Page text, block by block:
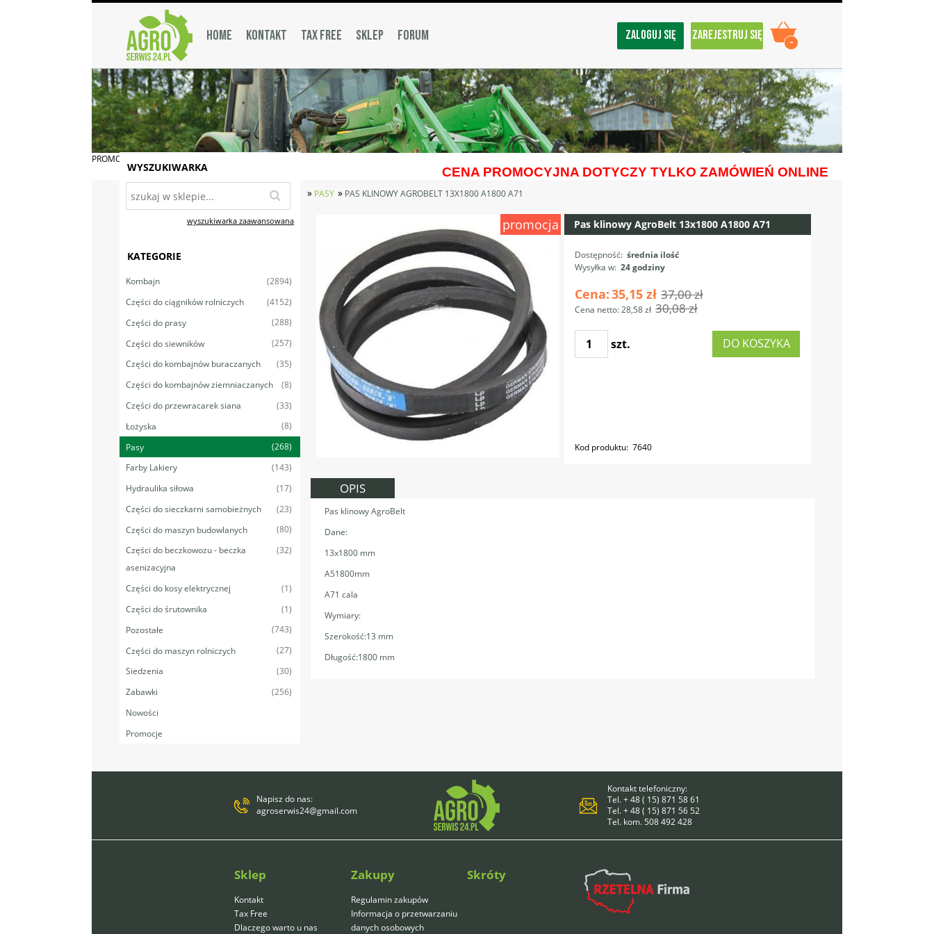
HOME KONTAKT TAX FREE SKLEP FORUM ZALOGUJ SIĘ ZAREJESTRUJ SIĘ
-
PROMOCJA
CENA PROMOCYJNA DOTYCZY TYLKO ZAMÓWIEŃ ONLINE
WYSZUKIWARKA
wyszukiwarka zaawansowana
KATEGORIE
Kombajn
(2894)
Części do ciągników rolniczych
(4152)
Części do prasy
(288)
Części do siewników
(257)
Części do kombajnów buraczanych
(35)
Części do kombajnów ziemniaczanych
(8)
Części do przewracarek siana
(33)
Łożyska
(8)
Pasy
(268)
Farby Lakiery
(143)
Hydraulika siłowa
(17)
Części do sieczkarni samobieżnych
(23)
Części do maszyn budowlanych
(80)
Części do beczkowozu - beczka
asenizacyjna
(32)
Części do kosy elektrycznej
(1)
Części do śrutownika
(1)
Pozostałe
(743)
Części do maszyn rolniczych
(27)
Siedzenia
(30)
Zabawki
(256)
Nowości
Promocje
» PASY » PAS KLINOWY AGROBELT 13X1800 A1800 A71
promocja Pas klinowy AgroBelt 13x1800 A1800 A71
Dostępność: średnia ilość
Wysyłka w: 24 godziny
Cena:35,15 zł 37,00 zł
Cena netto:28,58 zł 30,08 zł
szt. DO KOSZYKA
Kod produktu: 7640
OPIS
Pas klinowy AgroBelt
Dane:
13x1800 mm
A51800mm
A71 cala
Wymiary:
Szerokość:13 mm
Długość:1800 mm
Napisz do nas:
agroserwis24@gmail.com
Kontakt telefoniczny:
Tel. + 48 ( 15) 871 58 61
Tel. + 48 ( 15) 871 56 52
Tel. kom. 508 492 428
Sklep
Kontakt
Tax Free
Dlaczego warto u nas
Zakupy
Regulamin zakupów
Informacja o przetwarzaniu
danych osobowych
Skróty